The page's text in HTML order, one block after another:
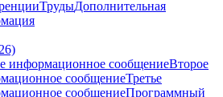
ТрудыДополнительная
информационное сообщениеВторое
сообщениеТретье
сообщениеПрограммный